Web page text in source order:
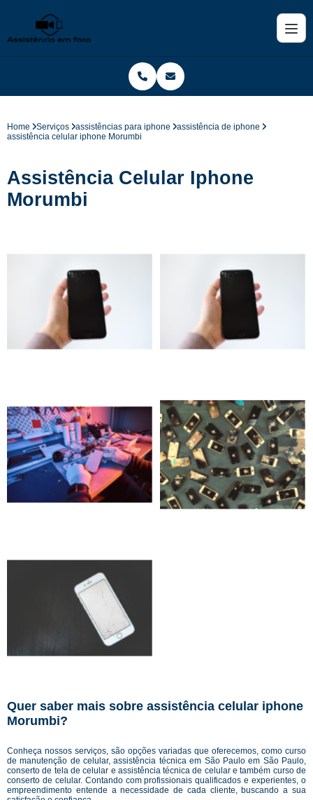
Home Serviços assistências para iphone
assistência de iphone
assistência celular iphone Morumbi
Assistência Celular Iphone
Morumbi
Quer saber mais sobre assistência celular iphone
Morumbi?
Conheça nossos serviços, são opções variadas que oferecemos, como curso
de manutenção de celular, assistência técnica em São Paulo em São Paulo,
conserto de tela de celular e assistência técnica de celular e também curso de
conserto de celular. Contando com profissionais qualificados e experientes, o
empreendimento entende a necessidade de cada cliente, buscando a sua